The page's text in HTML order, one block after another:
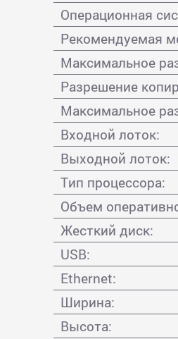
Операционная
Рекомендуемая
Максимальное
Разрешение
Максимальное
Входной лоток:
Выходной лоток:
Тип процессора:
Объем
Жесткий диск:
USB:
Ethernet:
Ширина:
Высота: